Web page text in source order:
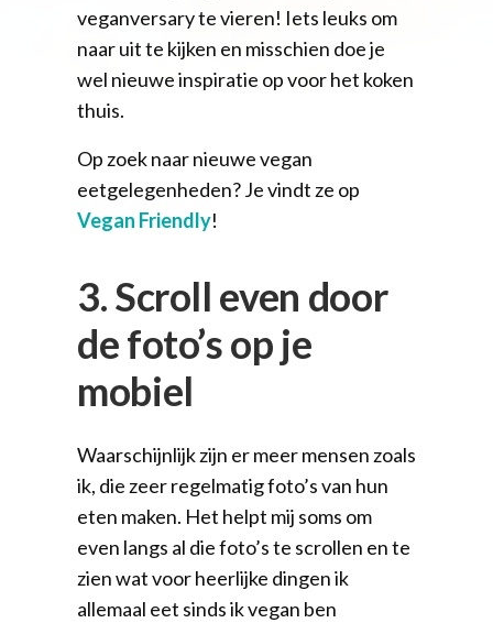
veganversary te vieren! Iets leuks om
naar uit te kijken en misschien doe je
wel nieuwe inspiratie op voor het koken
thuis.
Op zoek naar nieuwe vegan
eetgelegenheden? Je vindt ze op
Vegan Friendly!
3. Scroll even door
de foto’s op je
mobiel
Waarschijnlijk zijn er meer mensen zoals
ik, die zeer regelmatig foto’s van hun
eten maken. Het helpt mij soms om
even langs al die foto’s te scrollen en te
zien wat voor heerlijke dingen ik
allemaal eet sinds ik vegan ben